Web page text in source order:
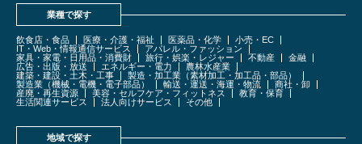
業種で探す
飲食店・食品 医療・介護・福祉 医薬品・化学
小売・EC
IT・Web・情報通信サービス
アパレル・ファッション
家具・家電・日用品・消費財
旅行・娯楽・レジャー 不動産
金融
広告・出版・放送
エネルギー・電力
農林水産業
建築・建設・土木・工事
製造・加工業（素材加工・加工品・部品）
製造業（機械・電機・電子部品）
輸送・運送・海運・物流
商社・卸
産廃・再生資源
美容・セルフケア・フィットネス
教育・保育
生活関連サービス
法人向けサービス その他
地域で探す